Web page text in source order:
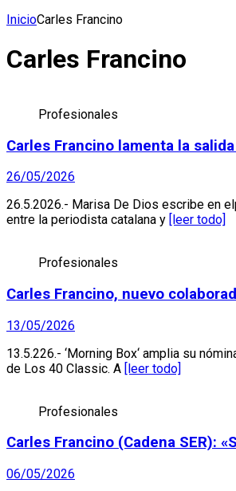
InicioCarles Francino
Carles Francino
Profesionales
Carles Francino lamenta la
26/05/2026
26.5.2026.- Marisa De Dios escribe en
entre la periodista catalana y
[leer todo]
Profesionales
Carles Francino, nuevo
13/05/2026
13.5.226.- ‘Morning Box‘ amplia su
de Los 40 Classic. A [leer todo]
Profesionales
Carles Francino (Cadena SER):
06/05/2026